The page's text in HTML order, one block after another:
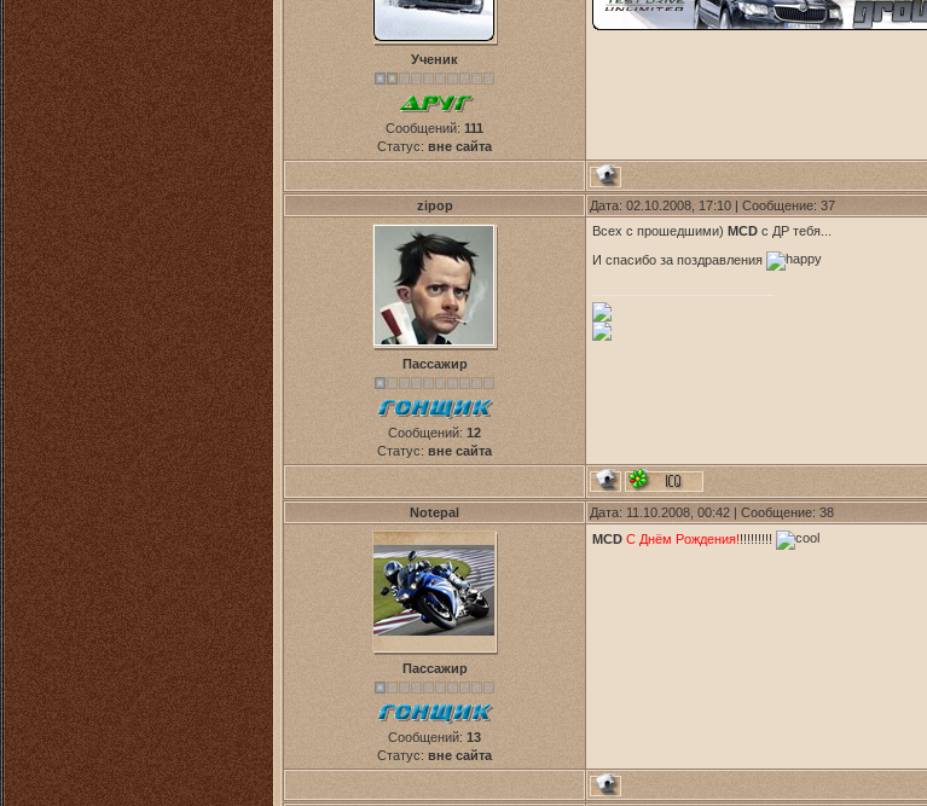
Ученик
Сообщений: 111
Статус: вне сайта
zipop Дата: 02.10.2008, 17:10 | Сообщение: 37
Пассажир
Сообщений: 12
Статус: вне сайта
Всех с прошедшими) MCD с ДР тебя...
И спасибо за поздравления
Notepal Дата: 11.10.2008, 00:42 | Сообщение: 38
Пассажир
Сообщений: 13
Статус: вне сайта
MCD С Днём Рождения!!!!!!!!!!